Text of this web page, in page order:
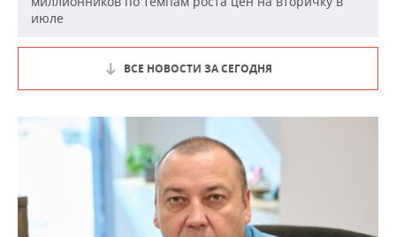
июле
ВСЕ НОВОСТИ ЗА СЕГОДНЯ